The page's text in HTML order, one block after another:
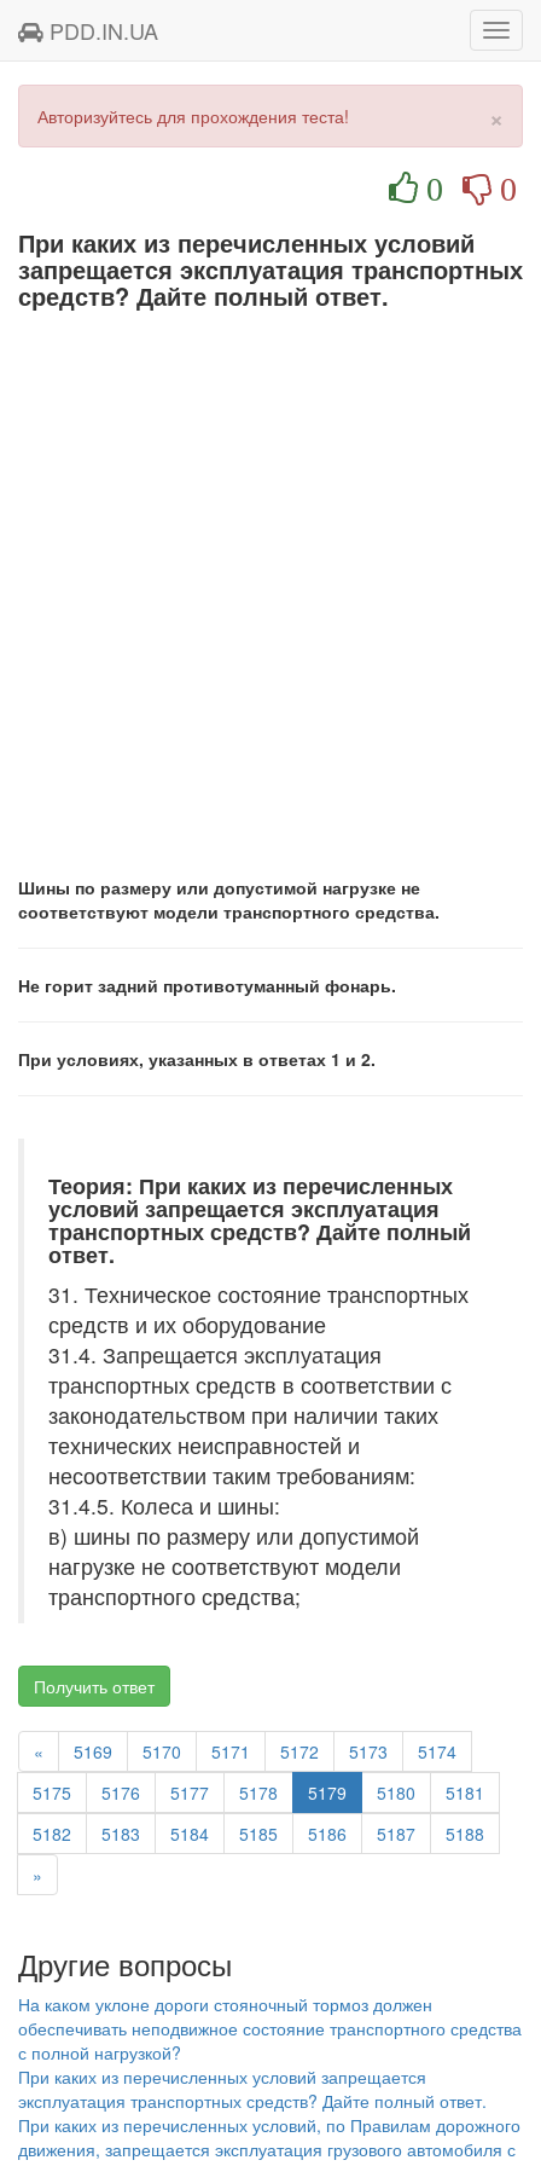
PDD.IN.UA
×
Авторизуйтесь для прохождения теста!
0 0
При каких из перечисленных условий
запрещается эксплуатация транспортных
средств? Дайте полный ответ.
Шины по размеру или допустимой нагрузке не
соответствуют модели транспортного средства.
Не горит задний противотуманный фонарь.
При условиях, указанных в ответах 1 и 2.
Теория: При каких из перечисленных
условий запрещается эксплуатация
транспортных средств? Дайте полный
ответ.
31. Техническое состояние транспортных
средств и их оборудование
31.4. Запрещается эксплуатация
транспортных средств в соответствии с
законодательством при наличии таких
технических неисправностей и
несоответствии таким требованиям:
31.4.5. Колеса и шины:
в) шины по размеру или допустимой
нагрузке не соответствуют модели
транспортного средства;
Получить ответ
« 5169 5170 5171 5172 5173
5174
5175
5176 5177 5178 5179 5180
5181
5182
5183 5184 5185 5186 5187
5188
»
Другие вопросы
На каком уклоне дороги стояночный тормоз должен
обеспечивать неподвижное состояние транспортного средства
с полной нагрузкой?
При каких из перечисленных условий запрещается
эксплуатация транспортных средств? Дайте полный ответ.
При каких из перечисленных условий, по Правилам дорожного
движения, запрещается эксплуатация грузового автомобиля с